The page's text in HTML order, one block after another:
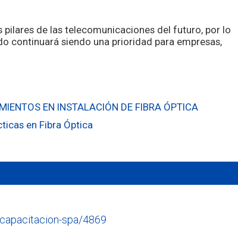
de las telecomunicaciones del futuro, por lo
continuará siendo una prioridad para empresas,
EN INSTALACIÓN DE FIBRA ÓPTICA
en Fibra Óptica
spa/4869